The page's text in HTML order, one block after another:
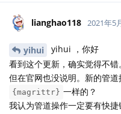
lianghao118 2021年5
yihui
yihui ，你好
看到这个更新，确实觉得不错。
但在官网也没说明。新的管
{magrittr} 一样的？
我认为管道操作一定要有快